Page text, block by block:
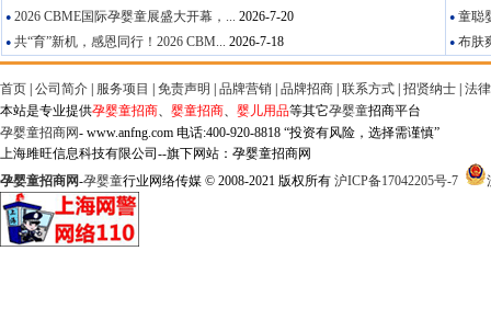
●2026 CBME国际孕婴童展盛大开幕，... 2026-7-20
●共“育”新机，感恩同行！2026 CBM... 2026-7-18
●童聪
●布肤
首页 公司简介 服务项目 免责声明 品牌营销 品牌招商 联系方式 招贤纳士 法
本站是专业提供孕婴童招商、 婴童招商、 婴儿用品等其它孕婴童招商平台
孕婴童招商网- www.anfng.com 电话:400-920-8818 “投资有风险，选择需谨慎”
上海雎旺信息科技有限公司--旗下网站：孕婴童招商网
孕婴童招商网-孕婴童行业网络传媒 © 2008-2021 版权所有 沪ICP备17042205号-7